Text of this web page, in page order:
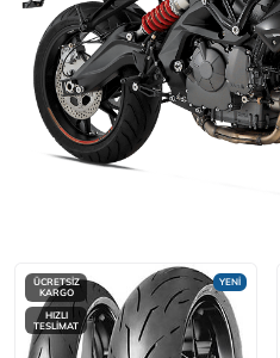
YENİ
ÜCRETSİZ
KARGO
HIZLI
TESLİMAT